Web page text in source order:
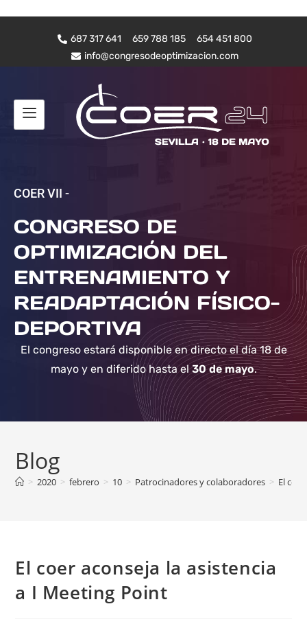
687 317 641 659 788 185
654 451 800
info@congresodeoptimizacion.com
COER VII -
CONGRESO DE
OPTIMIZACIÓN DEL
ENTRENAMIENTO Y
READAPTACIÓN FÍSICO-
DEPORTIVA
El congreso estará disponible en directo el día 18 de
mayo y en diferido hasta el30 de mayo.
Blog
> 2020 > febrero > 10 > Patrocinadores y colaboradores > El
El coer aconseja la asistencia
a I Meeting Point